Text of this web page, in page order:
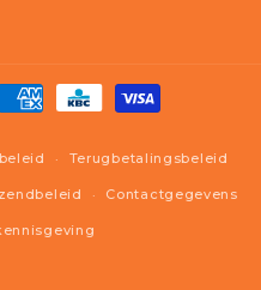
Terugbetalingsbeleid
Contactgegevens